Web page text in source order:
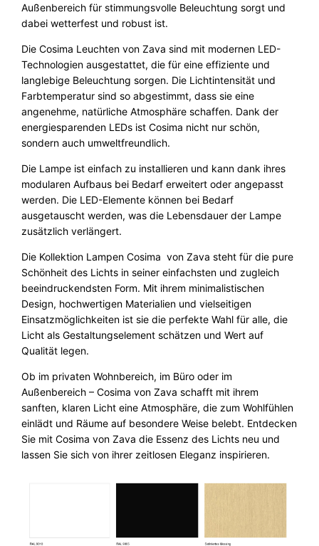
Außenbereich für stimmungsvolle Beleuchtung sorgt und
dabei wetterfest und robust ist.
Die Cosima Leuchten von Zava sind mit modernen LED-
Technologien ausgestattet, die für eine effiziente und
langlebige Beleuchtung sorgen. Die Lichtintensität und
Farbtemperatur sind so abgestimmt, dass sie eine
angenehme, natürliche Atmosphäre schaffen. Dank der
energiesparenden LEDs ist Cosima nicht nur schön,
sondern auch umweltfreundlich.
Die Lampe ist einfach zu installieren und kann dank ihres
modularen Aufbaus bei Bedarf erweitert oder angepasst
werden. Die LED-Elemente können bei Bedarf
ausgetauscht werden, was die Lebensdauer der Lampe
zusätzlich verlängert.
Die Kollektion Lampen Cosima von Zava steht für die pure
Schönheit des Lichts in seiner einfachsten und zugleich
beeindruckendsten Form. Mit ihrem minimalistischen
Design, hochwertigen Materialien und vielseitigen
Einsatzmöglichkeiten ist sie die perfekte Wahl für alle, die
Licht als Gestaltungselement schätzen und Wert auf
Qualität legen.
Ob im privaten Wohnbereich, im Büro oder im
Außenbereich – Cosima von Zava schafft mit ihrem
sanften, klaren Licht eine Atmosphäre, die zum Wohlfühlen
einlädt und Räume auf besondere Weise belebt. Entdecken
Sie mit Cosima von Zava die Essenz des Lichts neu und
lassen Sie sich von ihrer zeitlosen Eleganz inspirieren.